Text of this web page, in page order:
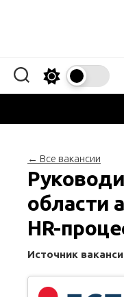
← Все вакансии
области
HR-
Источник